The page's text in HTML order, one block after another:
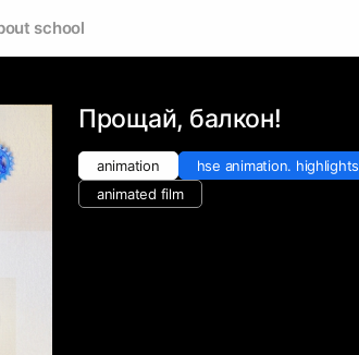
school
Прощай, балкон!
animation hse animation. highlights
animated film